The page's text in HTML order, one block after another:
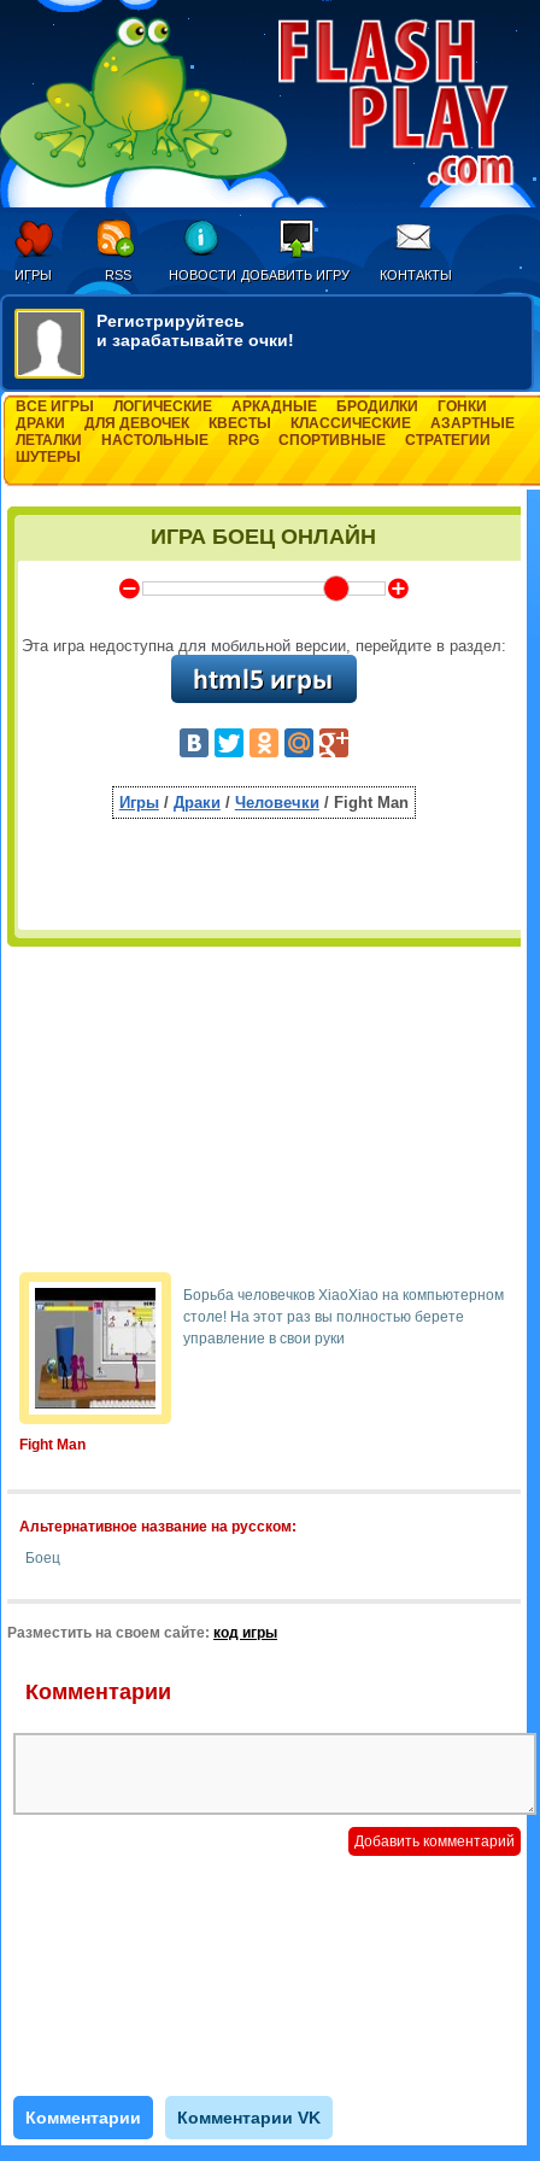
ИГРЫ RSS НОВОСТИ ДОБАВИТЬ ИГРУ КОНТАКТЫ
Регистрируйтесь
и зарабатывайте очки!
ВСЕ ИГРЫ ЛОГИЧЕСКИЕ АРКАДНЫЕ БРОДИЛКИ
ГОНКИ
ДРАКИ
ДЛЯ ДЕВОЧЕК КВЕСТЫ КЛАССИЧЕСКИЕ
АЗАРТНЫЕ
ЛЕТАЛКИ
НАСТОЛЬНЫЕ RPG СПОРТИВНЫЕ
СТРАТЕГИИ
ШУТЕРЫ
ИГРА БОЕЦ ОНЛАЙН
Y Z
Эта игра недоступна для мобильной версии, перейдите в раздел:
Игры/ Драки / Человечки / Fight Man
Fight Man
Борьба человечков XiaoXiao на компьютерном
столе! На этот раз вы полностью берете
управление в свои руки
Альтернативное название на русском:
Боец
Разместить на своем сайте: код игры
Комментарии
Комментарии Комментарии VK